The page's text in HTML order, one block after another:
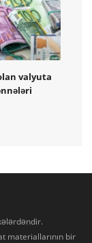
valyuta
materiallarının bir